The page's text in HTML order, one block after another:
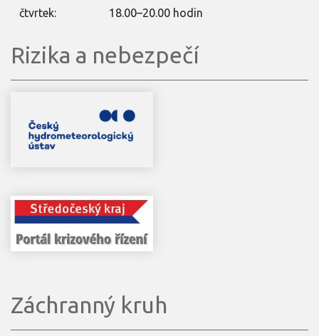
čtvrtek: 18.00–20.00 hodin
Rizika a nebezpečí
Záchranný kruh